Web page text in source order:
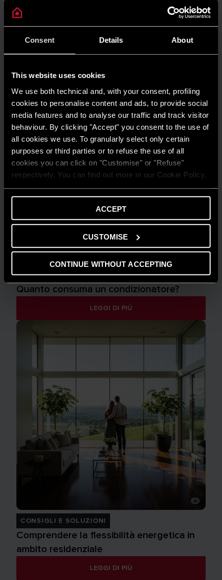
Consent Details About
This website uses cookies
We use both technical and, with your consent, profiling
cookies to personalise content and ads, to provide social
media features and to analyse our traffic and track visitor
behaviour. By clicking "Accept" you consent to the use of
all cookies we use. To granularly select only certain
purposes or third parties or to refuse the use of all
cookies you can click on "Customise" or "Refuse"
respectively. You can find out more in our Cookie Policy.
ACCEPT
CUSTOMISE
CONTINUE WITHOUT ACCEPTING
AMBIENTE
Risparmio energetico: trasforma la tua
casa in un modello di efficienza
GUIDA AL RISPARMIO
Quanto consuma un condizionatore?
LEGGI DI PIÙ
CONSIGLI E SOLUZIONI
Comprendere la flessibilità energetica in
ambito residenziale
LEGGI DI PIÙ